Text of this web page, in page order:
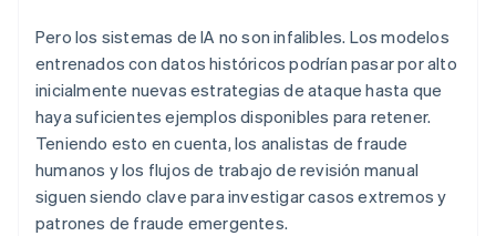
Pero los sistemas de IA no son infalibles. Los modelos
entrenados con datos históricos podrían pasar por alto
inicialmente nuevas estrategias de ataque hasta que
haya suficientes ejemplos disponibles para retener.
Teniendo esto en cuenta, los analistas de fraude
humanos y los flujos de trabajo de revisión manual
siguen siendo clave para investigar casos extremos y
patrones de fraude emergentes.